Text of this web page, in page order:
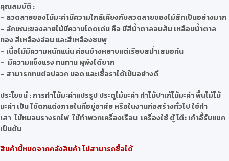
คุณสมบัติ :
– ลวดลายของไม้มะค่ามีความใกล้เคียงกับลวดลายของไม้สักเป็นอย่างมาก
– ลักษณะของลายไม้มีความโดดเด่น คือ มีสีน้ำตาลอมส้ม เหลือบน้ำตาล
ทอง สีเหลืองอ่อน และสีเหลืองชมพู
– เนื้อไม้มีความหนักแน่น ค่อนข้างหยาบแต่เรียบสม่ำเสมอกัน
– มีความแข็งแรง ทนทาน ผุพังได้ยาก
– สามารถทนต่อปลวก มอด และเชื้อราได้เป็นอย่างดี
ประโยชน์: การทำไม้มะค่าแปรรูป ประตูไม้มะค่า ทำไม้ปาเก้ไม้มะค่า พื้นไม้ไม้
มะค่า เป็น ใช้ตกแต่งภายในที่อยู่อาศัย หรือในงานก่อสร้างทั่วไป ใช้ทำ
เสา ไม้หมอนรางรถไฟ ใช้ทำพวกเครื่องเรือน เครื่องใช้ ตู้ โต๊ะ เก้าอี้รับแขก
เป็นต้น
สินค้านี้หมดจากคลังสินค้า ไม่สามารถซื้อได้